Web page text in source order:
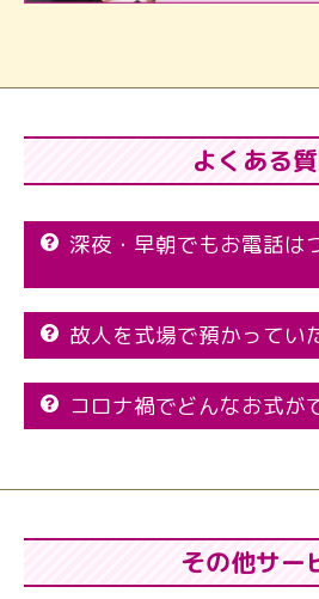
よくある
深夜・早朝でもお電話は
故人を式場で預かってい
コロナ禍でどんなお式が
その他サー